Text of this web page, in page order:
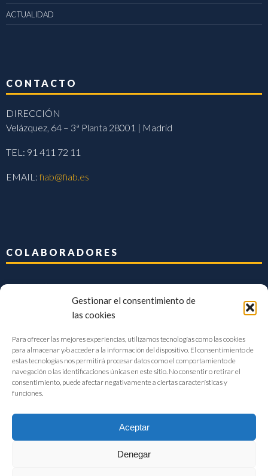
Gestionar el consentimiento de
las cookies
Para ofrecer las mejores experiencias, utilizamos tecnologías como las cookies
para almacenar y/o acceder a la información del dispositivo. El consentimiento de
estas tecnologías nos permitirá procesar datos como el comportamiento de
navegación o las identificaciones únicas en este sitio. No consentir o retirar el
consentimiento, puede afectar negativamente a ciertas características y
funciones.
Aceptar
Denegar
ACTUALIDAD
CONTACTO
DIRECCIÓN
Velázquez, 64 – 3ª Planta 28001 | Madrid
TEL: 91 411 72 11
EMAIL:fiab@fiab.es
COLABORADORES